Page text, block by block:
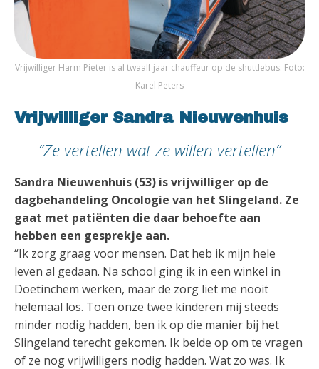
Vrijwilliger Harm Pieter is al twaalf jaar chauffeur op de shuttlebus. Foto:
Karel Peters
Vrijwilliger Sandra Nieuwenhuis
“Ze vertellen wat ze willen vertellen”
Sandra Nieuwenhuis (53) is vrijwilliger op de
dagbehandeling Oncologie van het Slingeland. Ze
gaat met patiënten die daar behoefte aan
hebben een gesprekje aan.
“Ik zorg graag voor mensen. Dat heb ik mijn hele
leven al gedaan. Na school ging ik in een winkel in
Doetinchem werken, maar de zorg liet me nooit
helemaal los. Toen onze twee kinderen mij steeds
minder nodig hadden, ben ik op die manier bij het
Slingeland terecht gekomen. Ik belde op om te vragen
of ze nog vrijwilligers nodig hadden. Wat zo was. Ik